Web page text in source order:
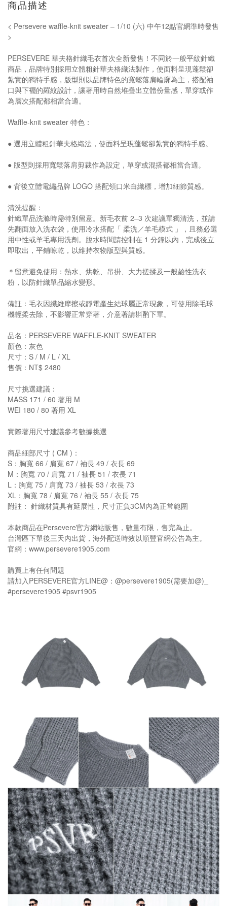
商品描述
< Persevere waffle-knit sweater – 1/10 (六) 中午12點官網準時發售
>
PERSEVERE 華夫格針織毛衣首次全新發售！不同於一般平紋針織
商品，品牌特別採用立體粗針華夫格織法製作，使面料呈現蓬鬆卻
紮實的獨特手感，版型則以品牌特色的寬鬆落肩輪廓為主，搭配袖
口與下襬的羅紋設計，讓著用時自然堆疊出立體份量感，單穿或作
為層次搭配都相當合適。
Waffle-knit sweater 特色：
● 選用立體粗針華夫格織法，使面料呈現蓬鬆卻紮實的獨特手感。
● 版型則採用寬鬆落肩剪裁作為設定，單穿或混搭都相當合適。
● 背後立體電繡品牌 LOGO 搭配領口米白織標，增加細節質感。
清洗提醒：
針織單品洗滌時需特別留意。新毛衣前 2–3 次建議單獨清洗，並請
先翻面放入洗衣袋，使用冷水搭配「 柔洗／羊毛模式 」，且務必選
用中性或羊毛專用洗劑。脫水時間請控制在 1 分鐘以內，完成後立
即取出，平鋪晾乾，以維持衣物版型與質感。
＊留意避免使用：熱水、烘乾、吊掛、大力搓揉及一般鹼性洗衣
粉，以防針織單品縮水變形。
備註：毛衣因纖維摩擦或靜電產生結球屬正常現象，可使用除毛球
機輕柔去除，不影響正常穿著，介意著請斟酌下單。
品名：PERSEVERE WAFFLE-KNIT SWEATER
顏色：灰色
尺寸：S / M / L / XL
售價：NT$ 2480
尺寸挑選建議：
MASS 171 / 60 著用 M
WEI 180 / 80 著用 XL
實際著用尺寸建議參考數據挑選
商品細部尺寸 ( CM )：
S：胸寬 66 / 肩寬 67 / 袖長 49 / 衣長 69
M：胸寬 70 / 肩寬 71 / 袖長 51 / 衣長 71
L：胸寬 75 / 肩寬 73 / 袖長 53 / 衣長 73
XL：胸寬 78 / 肩寬 76 / 袖長 55 / 衣長 75
附註： 針織材質具有延展性，尺寸正負3CM內為正常範圍
本款商品在Persevere官方網站販售，數量有限，售完為止。
台灣區下單後三天內出貨，海外配送時效以順豐官網公告為主。
官網：www.persevere1905.com
購買上有任何問題
請加入PERSEVERE官方LINE@：@persevere1905(需要加@)_
#persevere1905 #psvr1905